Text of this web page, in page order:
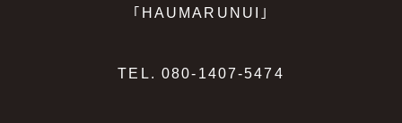
｢HAUMARUNUI｣
TEL. 080-1407-5474